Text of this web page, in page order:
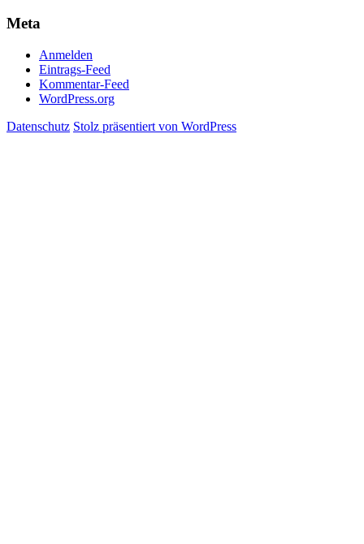
Meta
Anmelden
Eintrags-Feed
Kommentar-Feed
WordPress.org
Datenschutz Stolz präsentiert von WordPress